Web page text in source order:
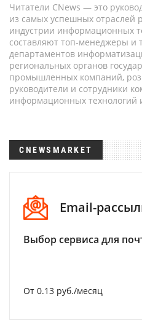
Читатели CNews — это
из самых успешных отраслей
индустрии информационных
составляют топ-менеджеры и
департаментов
региональных органов
промышленных компаний,
руководители и сотрудники
информационных технологий
CNEWSMARKET
Email-
Выбор сервиса для
От 0.13 руб./месяц